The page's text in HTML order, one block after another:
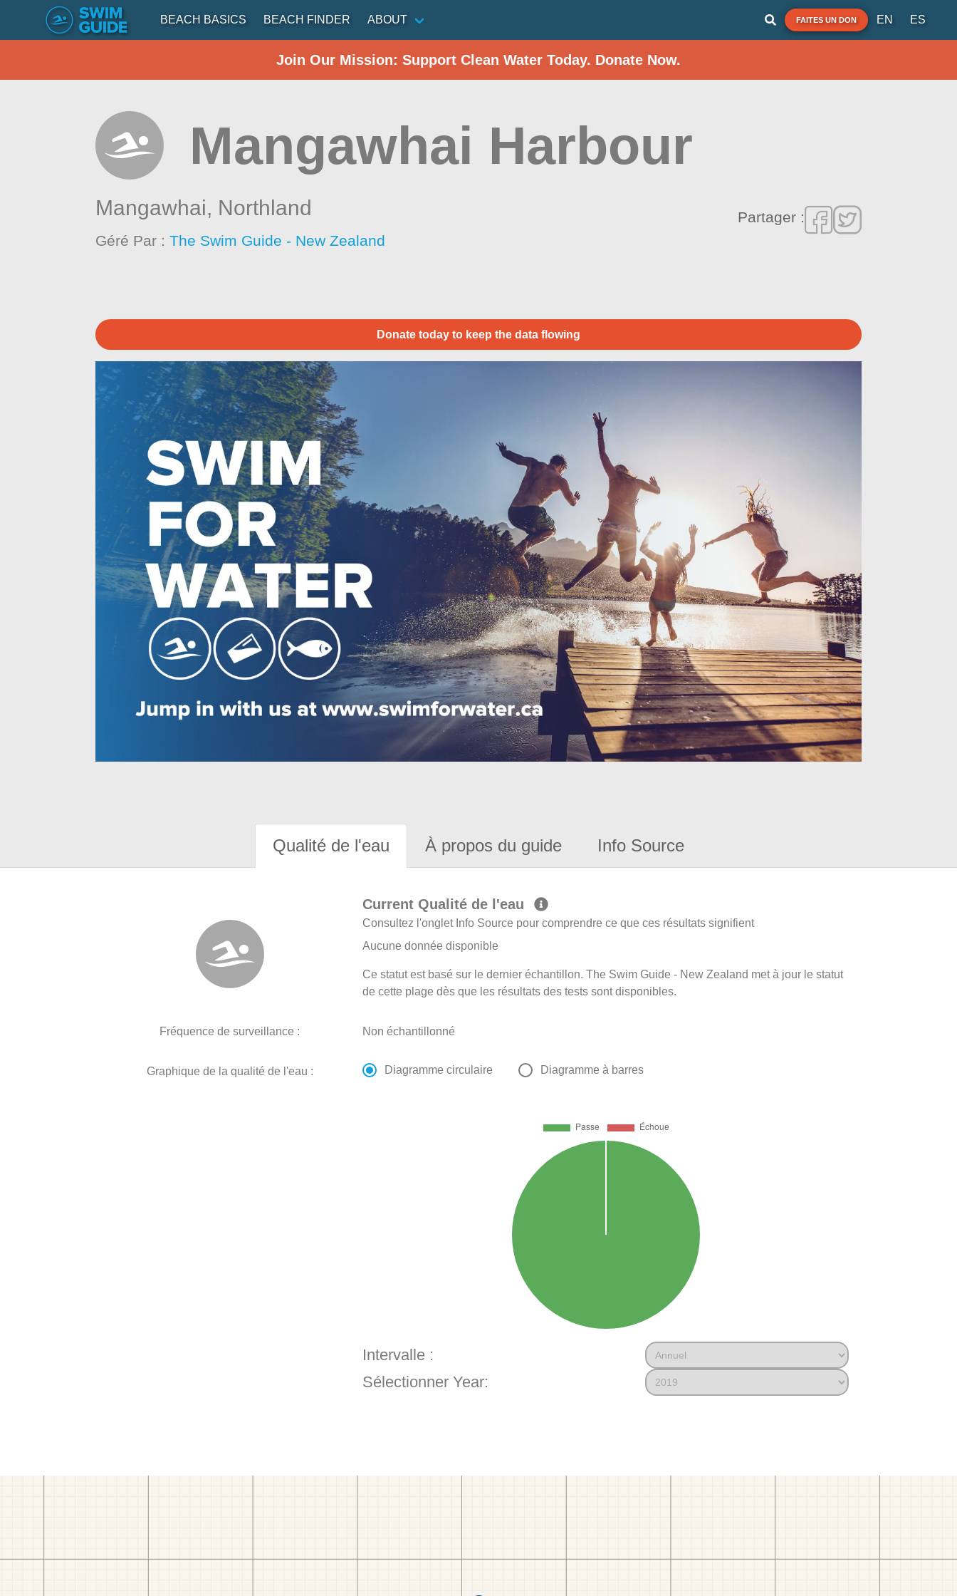
BEACH BASICS BEACH FINDER ABOUT FAITES UN DON EN ES
Join Our Mission: Support Clean Water Today. Donate Now.
Mangawhai Harbour
Mangawhai, Northland
Géré Par :The Swim Guide - New Zealand
Partager :
Donate today to keep the data flowing
Qualité de l'eau À propos du guide Info Source
Current Qualité de l'eau
Consultez l'onglet Info Source pour comprendre ce que ces résultats signifient
Aucune donnée disponible
Ce statut est basé sur le dernier échantillon. The Swim Guide - New Zealand met à jour le statut
de cette plage dès que les résultats des tests sont disponibles.
Fréquence de surveillance : Non échantillonné
Graphique de la qualité de l'eau : Diagramme circulaire Diagramme à barres
Intervalle :
Sélectionner Year: